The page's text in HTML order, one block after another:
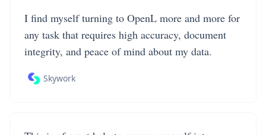
I find myself turning to OpenL more and more for
any task that requires high accuracy, document
integrity, and peace of mind about my data.
Skywork